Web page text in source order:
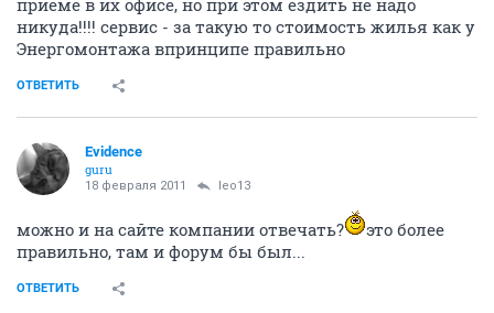
ну это два дома длинных, наши соседи:) в гисе
гляньте сайт, вот еще новоселы они называются
ОТВЕТИТЬ
leo13
member
18 февраля 2011 Evidence
а здесь фишка именно в том что не на сайте человек
сидит, а в форуме нгс-а, и каждый у кого есть вопрос
задает и ему достаточно оперативно отвечают, как на
приеме в их офисе, но при этом ездить не надо